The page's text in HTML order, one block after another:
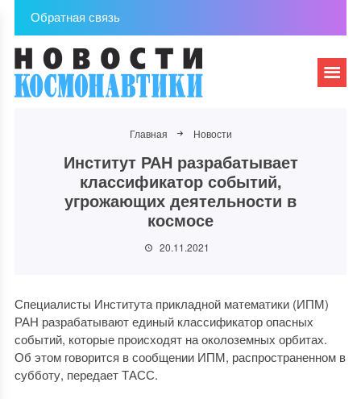
Обратная связь
Главная Новости
Институт РАН разрабатывает
классификатор событий,
угрожающих деятельности в
космосе
20.11.2021
Специалисты Института прикладной математики (ИПМ)
РАН разрабатывают единый классификатор опасных
событий, которые происходят на околоземных орбитах.
Об этом говорится в сообщении ИПМ, распространенном в
субботу, передает ТАСС.